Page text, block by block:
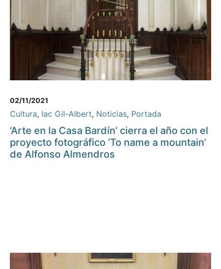
02/11/2021
Cultura, Iac Gil-Albert, Noticias, Portada
‘Arte en la Casa Bardín’ cierra el año con el
proyecto fotográfico ‘To name a mountain’
de Alfonso Almendros